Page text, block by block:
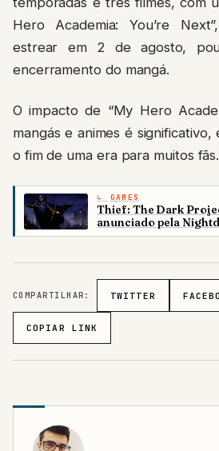
Hero Academia: You’re
estrear em 2 de agosto,
encerramento do mangá.
O impacto de “My Hero
mangás e animes é
o fim de uma era para muitos fãs.
GAMES
Thief: The Dark
anunciado pela
COMPARTILHAR: TWITTER
COPIAR LINK